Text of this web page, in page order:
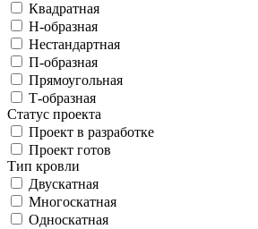
Квадратная
Н-образная
Нестандартная
П-образная
Прямоугольная
Т-образная
Статус проекта
Проект в разработке
Проект готов
Тип кровли
Двускатная
Многоскатная
Односкатная